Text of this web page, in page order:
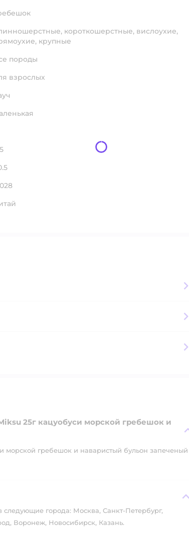
короткошерстные, вислоухие,
крупные
породы
взрослых
25г кацуобуси морской гребешок и
морской гребешок и наваристый бульон запеченый
города: Москва, Санкт-Петербург,
Воронеж, Новосибирск, Казань.